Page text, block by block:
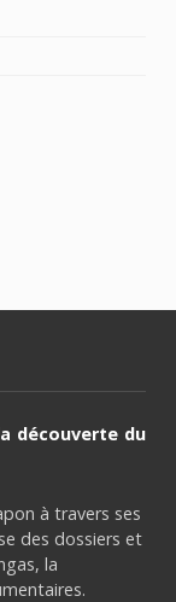
découverte du
à travers ses
des dossiers et
la